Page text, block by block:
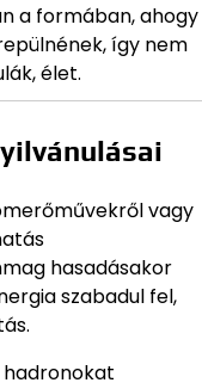
a formában, ahogy
így nem
élet.
vagy
hasadásakor
szabadul fel,
hadronokat